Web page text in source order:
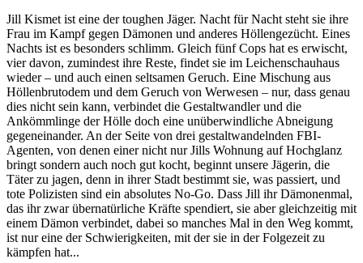
Jill Kismet ist eine der toughen Jäger. Nacht für Nacht steht sie ihre
Frau im Kampf gegen Dämonen und anderes Höllengezücht. Eines
Nachts ist es besonders schlimm. Gleich fünf Cops hat es erwischt,
vier davon, zumindest ihre Reste, findet sie im Leichenschauhaus
wieder – und auch einen seltsamen Geruch. Eine Mischung aus
Höllenbrutodem und dem Geruch von Werwesen – nur, dass genau
dies nicht sein kann, verbindet die Gestaltwandler und die
Ankömmlinge der Hölle doch eine unüberwindliche Abneigung
gegeneinander. An der Seite von drei gestaltwandelnden FBI-
Agenten, von denen einer nicht nur Jills Wohnung auf Hochglanz
bringt sondern auch noch gut kocht, beginnt unsere Jägerin, die
Täter zu jagen, denn in ihrer Stadt bestimmt sie, was passiert, und
tote Polizisten sind ein absolutes No-Go. Dass Jill ihr Dämonenmal,
das ihr zwar übernatürliche Kräfte spendiert, sie aber gleichzeitig mit
einem Dämon verbindet, dabei so manches Mal in den Weg kommt,
ist nur eine der Schwierigkeiten, mit der sie in der Folgezeit zu
kämpfen hat...